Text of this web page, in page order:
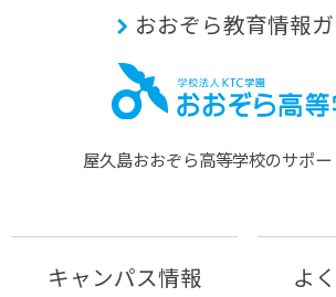
おおぞら教育情報
屋久島おおぞら⾼等学校のサポー
キャンパス情報 よ